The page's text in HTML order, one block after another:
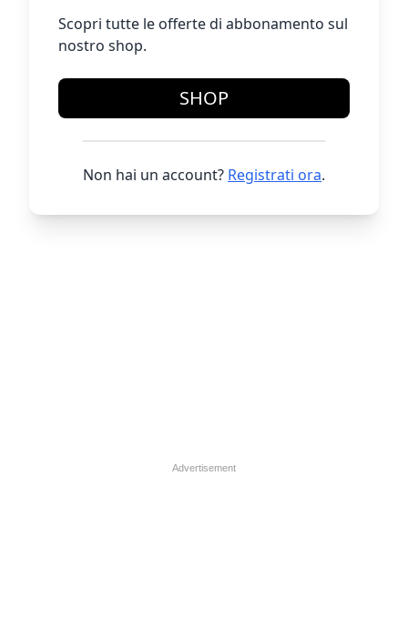
Scopri tutte le offerte di abbonamento sul
nostro shop.
SHOP
Non hai un account? Registrati ora.